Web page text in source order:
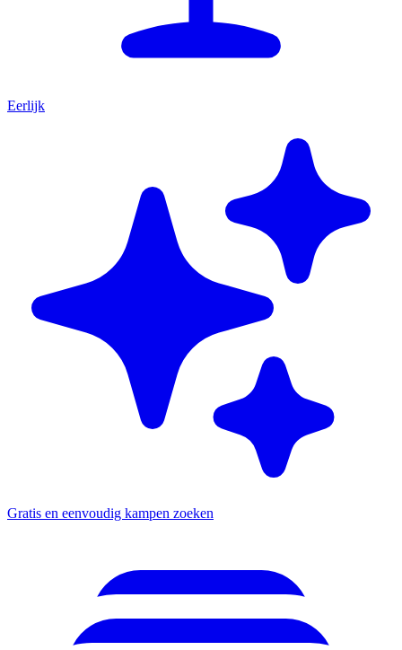
Eerlijk
Gratis en eenvoudig kampen zoeken